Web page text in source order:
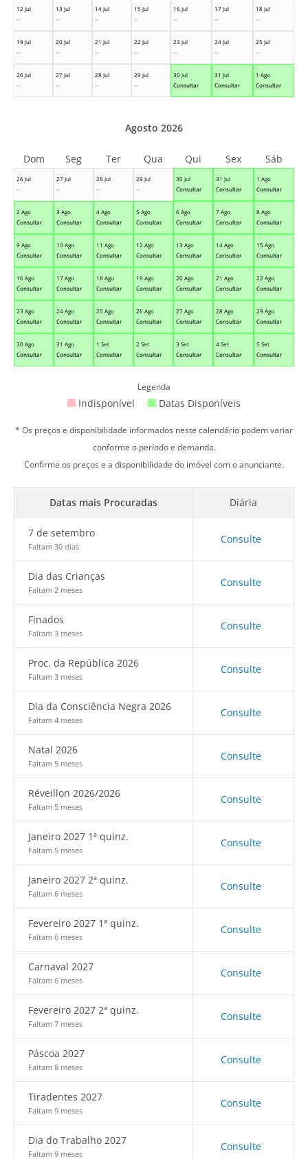
12 Jul
--
13 Jul
--
14 Jul
--
15 Jul
--
16 Jul
--
17 Jul
--
18 Jul
--
19 Jul
--
20 Jul
--
21 Jul
--
22 Jul
--
23 Jul
--
24 Jul
--
25 Jul
--
26 Jul
--
27 Jul
--
28 Jul
--
29 Jul
--
30 Jul
Consultar
31 Jul
Consultar
1 Ago
Consultar
26 Jul
--
27 Jul
--
28 Jul
--
29 Jul
--
30 Jul
Consultar
31 Jul
Consultar
1 Ago
Consultar
2 Ago
Consultar
3 Ago
Consultar
4 Ago
Consultar
5 Ago
Consultar
6 Ago
Consultar
7 Ago
Consultar
8 Ago
Consultar
9 Ago
Consultar
10 Ago
Consultar
11 Ago
Consultar
12 Ago
Consultar
13 Ago
Consultar
14 Ago
Consultar
15 Ago
Consultar
16 Ago
Consultar
17 Ago
Consultar
18 Ago
Consultar
19 Ago
Consultar
20 Ago
Consultar
21 Ago
Consultar
22 Ago
Consultar
23 Ago
Consultar
24 Ago
Consultar
25 Ago
Consultar
26 Ago
Consultar
27 Ago
Consultar
28 Ago
Consultar
29 Ago
Consultar
30 Ago
Consultar
31 Ago
Consultar
1 Set
Consultar
2 Set
Consultar
3 Set
Consultar
4 Set
Consultar
5 Set
Consultar
Agosto 2026
Dom Seg Ter Qua Qui Sex Sáb
Legenda
Indisponível Datas Disponíveis
* Os preços e disponibilidade informados neste calendário podem variar
conforme o período e demanda.
Confirme os preços e a disponibilidade do imóvel com o anunciante.
Datas mais Procuradas Diária
7 de setembro
Faltam 30 dias
Consulte
Dia das Crianças
Faltam 2 meses
Consulte
Finados
Faltam 3 meses
Consulte
Proc. da República 2026
Faltam 3 meses
Consulte
Dia da Consciência Negra 2026
Faltam 4 meses
Consulte
Natal 2026
Faltam 5 meses
Consulte
Réveillon 2026/2026
Faltam 5 meses
Consulte
Janeiro 2027 1ª quinz.
Faltam 5 meses
Consulte
Janeiro 2027 2ª quinz.
Faltam 6 meses
Consulte
Fevereiro 2027 1ª quinz.
Faltam 6 meses
Consulte
Carnaval 2027
Faltam 6 meses
Consulte
Fevereiro 2027 2ª quinz.
Faltam 7 meses
Consulte
Páscoa 2027
Faltam 8 meses
Consulte
Tiradentes 2027
Faltam 9 meses
Consulte
Dia do Trabalho 2027
Faltam 9 meses
Consulte